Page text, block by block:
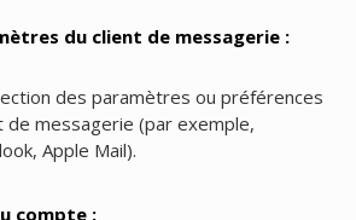
du client de messagerie :
des paramètres ou préférences
de messagerie (par exemple,
Apple Mail).
compte :